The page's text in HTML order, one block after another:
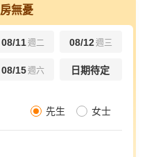
無憂
08/11週二 08/12週三
08/15週六 日期待定
先生 女士